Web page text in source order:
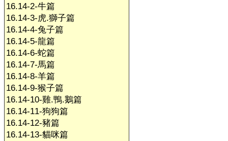
16.14-2-牛篇
16.14-3-虎.獅子篇
16.14-4-兔子篇
16.14-5-龍篇
16.14-6-蛇篇
16.14-7-馬篇
16.14-8-羊篇
16.14-9-猴子篇
16.14-10-雞.鴨.鵝篇
16.14-11-狗狗篇
16.14-12-豬篇
16.14-13-貓咪篇